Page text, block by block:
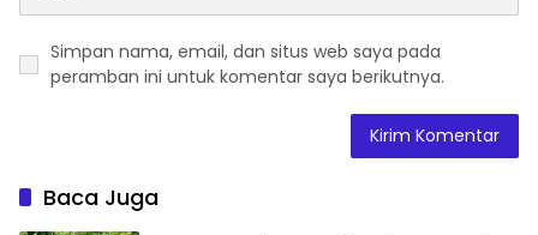
Simpan nama, email, dan situs web saya pada
peramban ini untuk komentar saya berikutnya.
Baca Juga